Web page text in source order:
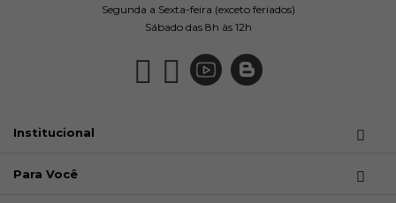
Segunda a Sexta-feira (exceto feriados)
Sábado das 8h às 12h
Institucional
Para Você